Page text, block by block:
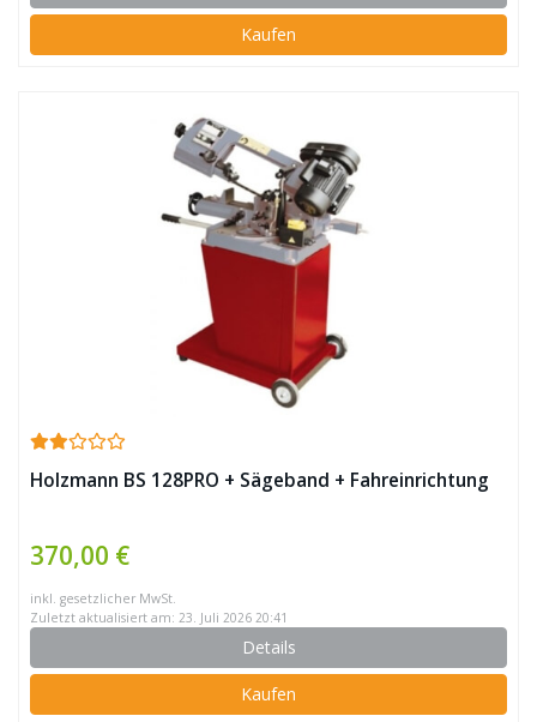
Kaufen
Holzmann BS 128PRO + Sägeband + Fahreinrichtung
370,00 €
inkl. gesetzlicher MwSt.
Zuletzt aktualisiert am: 23. Juli 2026 20:41
Details
Kaufen